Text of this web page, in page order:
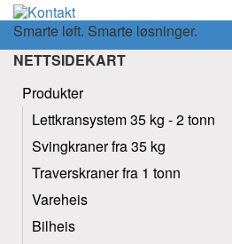
Smarte løft. Smarte løsninger.
NETTSIDEKART
Produkter
Lettkransystem 35 kg - 2 tonn
Svingkraner fra 35 kg
Traverskraner fra 1 tonn
Vareheis
Bilheis